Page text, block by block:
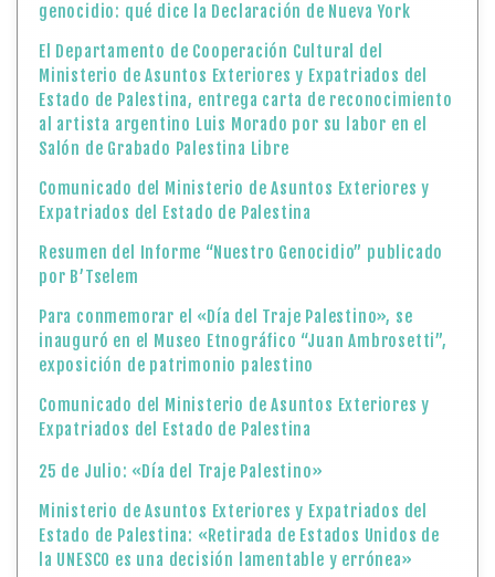
genocidio: qué dice la Declaración de Nueva York
El Departamento de Cooperación Cultural del
Ministerio de Asuntos Exteriores y Expatriados del
Estado de Palestina, entrega carta de reconocimiento
al artista argentino Luis Morado por su labor en el
Salón de Grabado Palestina Libre
Comunicado del Ministerio de Asuntos Exteriores y
Expatriados del Estado de Palestina
Resumen del Informe “Nuestro Genocidio” publicado
por B’Tselem
Para conmemorar el «Día del Traje Palestino», se
inauguró en el Museo Etnográfico “Juan Ambrosetti”,
exposición de patrimonio palestino
Comunicado del Ministerio de Asuntos Exteriores y
Expatriados del Estado de Palestina
25 de Julio: «Día del Traje Palestino»
Ministerio de Asuntos Exteriores y Expatriados del
Estado de Palestina: «Retirada de Estados Unidos de
la UNESCO es una decisión lamentable y errónea»